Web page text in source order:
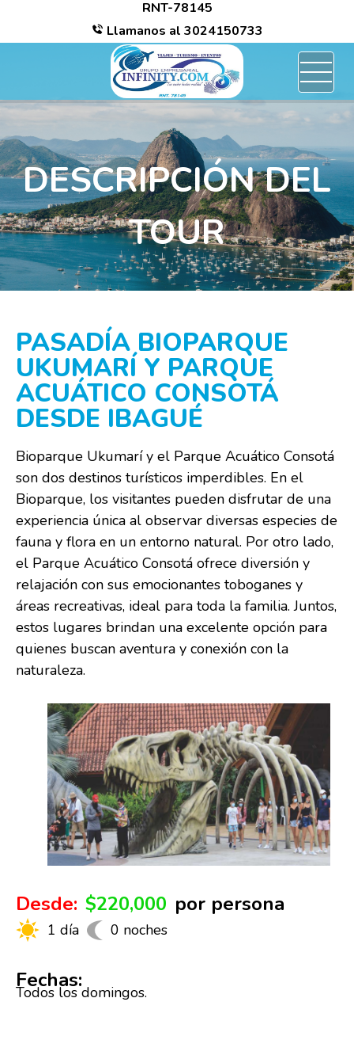
RNT-78145
Llamanos al 3024150733
DESCRIPCIÓN DEL
TOUR
PASADÍA BIOPARQUE
UKUMARÍ Y PARQUE
ACUÁTICO CONSOTÁ
DESDE IBAGUÉ
Bioparque Ukumarí y el Parque Acuático Consotá
son dos destinos turísticos imperdibles. En el
Bioparque, los visitantes pueden disfrutar de una
experiencia única al observar diversas especies de
fauna y flora en un entorno natural. Por otro lado,
el Parque Acuático Consotá ofrece diversión y
relajación con sus emocionantes toboganes y
áreas recreativas, ideal para toda la familia. Juntos,
estos lugares brindan una excelente opción para
quienes buscan aventura y conexión con la
naturaleza.
Desde: $220,000 por persona
1 día 0 noches
Fechas:
Todos los domingos.